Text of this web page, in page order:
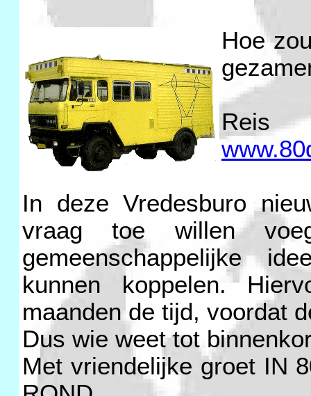
Hoe
In deze Vredesburo
vraag toe willen
gemeenschappelijke
kunnen koppelen.
maanden de tijd, voordat
Dus wie weet tot
Met vriendelijke groet IN